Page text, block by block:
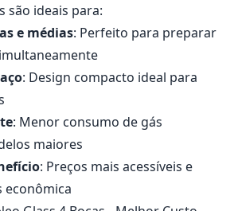
são ideais para:
e médias: Perfeito para preparar
: Design compacto ideal para
: Menor consumo de gás
maiores
: Preços mais acessíveis e
econômica